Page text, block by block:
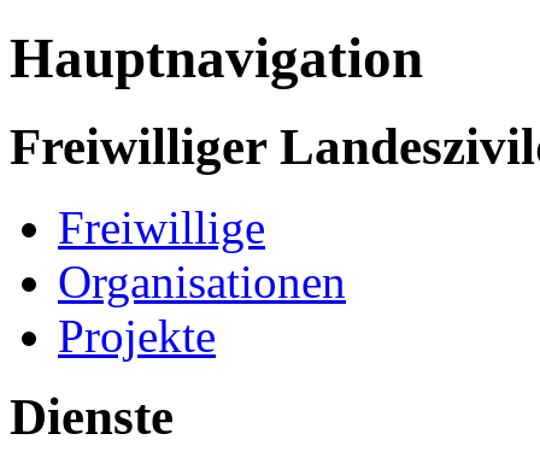
Hauptnavigation
Freiwilliger
Freiwillige
Organisationen
Projekte
Dienste